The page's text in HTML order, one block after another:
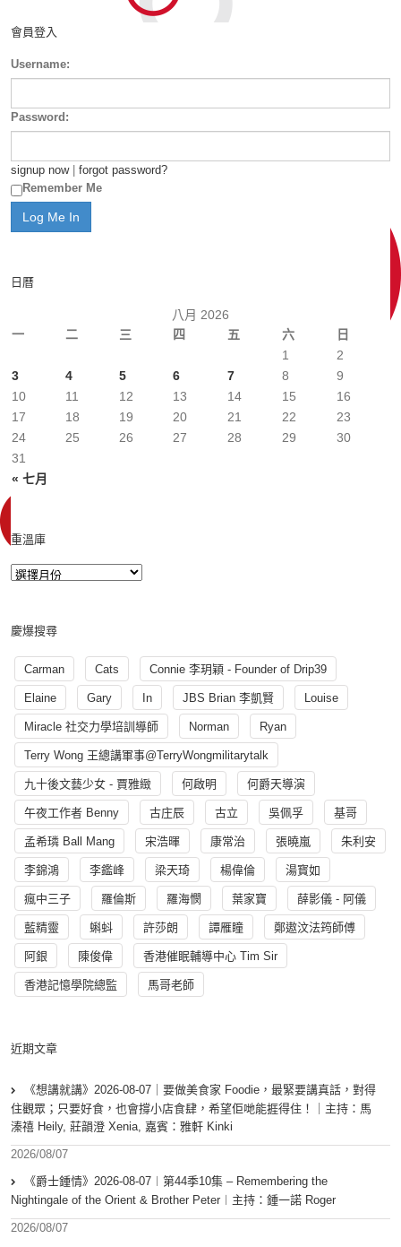
會員登入
Username:
Password:
signup now| forgot password?
Remember Me
日曆
八月 2026
一
二 三 四 五 六 日
« 七月
1
2
3
4 5 6 7 8
9
10
11 12 13 14 15
16
17
18 19 20 21 22
23
24
25 26 27 28 29
30
31
重溫庫
慶爆搜尋
Carman Cats Connie 李玥穎 - Founder of Drip39
Elaine Gary In JBS Brian 李凱賢 Louise
Miracle 社交力學培訓導師 Norman Ryan
Terry Wong 王總講軍事@TerryWongmilitarytalk
九十後文藝少女 - 賈雅緻 何啟明 何爵天導演
午夜工作者 Benny 古庄辰 古立 吳佩孚 基哥
孟希璘 Ball Mang 宋浩暉 康常治 張曉嵐 朱利安
李錦鴻 李鑑峰 梁天琦 楊偉倫 湯寳如
瘋中三子 羅倫斯 羅海憫 葉家寶 薛影儀 - 阿儀
藍精靈 蝌蚪 許莎朗 譚雁瞳 鄭遨汶法筠師傅
阿銀 陳俊偉 香港催眠輔導中心 Tim Sir
香港記憶學院總監 馬哥老師
近期文章
《想講就講》2026-08-07｜要做美食家 Foodie，最緊要講真話，對得
住觀眾；只要好食，也會撐小店食肆，希望佢哋能捱得住！｜主持：馬
溱禧 Heily, 莊韻澄 Xenia, 嘉賓：雅軒 Kinki
2026/08/07
《爵士鍾情》2026-08-07︱第44季10集 – Remembering the
Nightingale of the Orient & Brother Peter︱主持：鍾一諾 Roger
2026/08/07